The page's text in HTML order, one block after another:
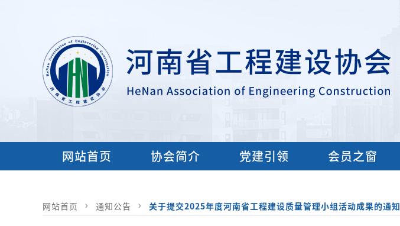
网站首页 协会简介 党建引领 会员之窗
网站首页 通知公告 关于提交2025年度河南省工程建设质量管理小组活动成果的通知